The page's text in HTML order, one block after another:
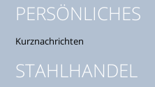
PERSÖNLICHES
Kurznachrichten
STAHLHANDEL